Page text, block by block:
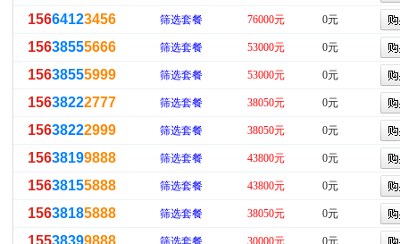
15664123456 筛选套餐 76000元 0元
15638555666 筛选套餐 53000元 0元
15638555999 筛选套餐 53000元 0元
15638222777 筛选套餐 38050元 0元
15638222999 筛选套餐 38050元 0元
15638199888 筛选套餐 43800元 0元
15638155888 筛选套餐 43800元 0元
15638185888 筛选套餐 38050元 0元
15538399888 筛选套餐 30000元 0元